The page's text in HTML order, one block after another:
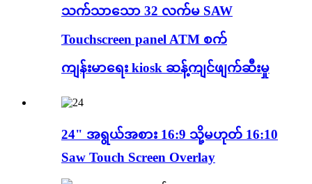
သက်သာသော 32 လက်မ SAW
Touchscreen panel ATM စက်
ကျန်းမာရေး kiosk ဆန့်ကျင်ဖျက်ဆီးမှု
24" အရွယ်အစား 16:9 သို့မဟုတ် 16:10
Saw Touch Screen Overlay